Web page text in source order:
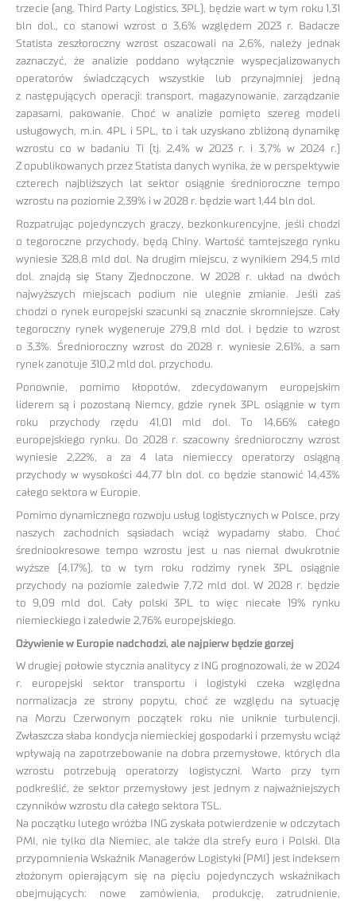
trzecie (ang. Third Party Logistics, 3PL), będzie wart w tym roku 1,31
bln dol., co stanowi wzrost o 3,6% względem 2023 r. Badacze
Statista zeszłoroczny wzrost oszacowali na 2,6%, należy jednak
zaznaczyć, że analizie poddano wyłącznie wyspecjalizowanych
operatorów świadczących wszystkie lub przynajmniej jedną
z następujących operacji: transport, magazynowanie, zarządzanie
zapasami, pakowanie. Choć w analizie pomięto szereg modeli
usługowych, m.in. 4PL i 5PL, to i tak uzyskano zbliżoną dynamikę
wzrostu co w badaniu Ti (tj. 2,4% w 2023 r. i 3,7% w 2024 r.)
Z opublikowanych przez Statista danych wynika, że w perspektywie
czterech najbliższych lat sektor osiągnie średnioroczne tempo
wzrostu na poziomie 2,39% i w 2028 r. będzie wart 1,44 bln dol.
Rozpatrując pojedynczych graczy, bezkonkurencyjne, jeśli chodzi
o tegoroczne przychody, będą Chiny. Wartość tamtejszego rynku
wyniesie 328,8 mld dol. Na drugim miejscu, z wynikiem 294,5 mld
dol. znajdą się Stany Zjednoczone. W 2028 r. układ na dwóch
najwyższych miejscach podium nie ulegnie zmianie. Jeśli zaś
chodzi o rynek europejski szacunki są znacznie skromniejsze. Cały
tegoroczny rynek wygeneruje 279,8 mld dol. i będzie to wzrost
o 3,3%. Średnioroczny wzrost do 2028 r. wyniesie 2,61%, a sam
rynek zanotuje 310,2 mld dol. przychodu.
Ponownie, pomimo kłopotów, zdecydowanym europejskim
liderem są i pozostaną Niemcy, gdzie rynek 3PL osiągnie w tym
roku przychody rzędu 41,01 mld dol. To 14,66% całego
europejskiego rynku. Do 2028 r. szacowny średnioroczny wzrost
wyniesie 2,22%, a za 4 lata niemieccy operatorzy osiągną
przychody w wysokości 44,77 bln dol. co będzie stanowić 14,43%
całego sektora w Europie.
Pomimo dynamicznego rozwoju usług logistycznych w Polsce, przy
naszych zachodnich sąsiadach wciąż wypadamy słabo. Choć
średniookresowe tempo wzrostu jest u nas niemal dwukrotnie
wyższe (4,17%), to w tym roku rodzimy rynek 3PL osiągnie
przychody na poziomie zaledwie 7,72 mld dol. W 2028 r. będzie
to 9,09 mld dol. Cały polski 3PL to więc niecałe 19% rynku
niemieckiego i zaledwie 2,76% europejskiego.
Ożywienie w Europie nadchodzi, ale najpierw będzie gorzej
W drugiej połowie stycznia analitycy z ING prognozowali, że w 2024
r. europejski sektor transportu i logistyki czeka względna
normalizacja ze strony popytu, choć ze względu na sytuację
na Morzu Czerwonym początek roku nie uniknie turbulencji.
Zwłaszcza słaba kondycja niemieckiej gospodarki i przemysłu wciąż
wpływają na zapotrzebowanie na dobra przemysłowe, których dla
wzrostu potrzebują operatorzy logistyczni. Warto przy tym
podkreślić, że sektor przemysłowy jest jednym z najważniejszych
czynników wzrostu dla całego sektora TSL.
Na początku lutego wróżba ING zyskała potwierdzenie w odczytach
PMI, nie tylko dla Niemiec, ale także dla strefy euro i Polski. Dla
przypomnienia Wskaźnik Managerów Logistyki (PMI) jest indeksem
złożonym opierającym się na pięciu pojedynczych wskaźnikach
obejmujących: nowe zamówienia, produkcję, zatrudnienie,